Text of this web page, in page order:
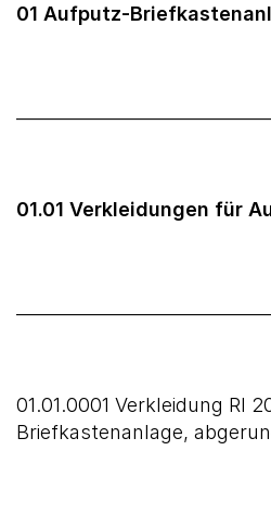
01 Aufputz-
01.01 Verkleidungen für
01.01.0001 Verkleidung RI
Briefkastenanlage,